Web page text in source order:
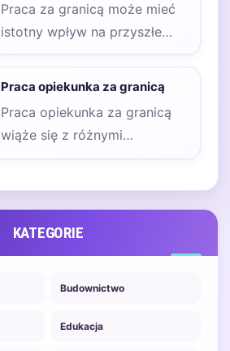
Praca za granicą może mieć
istotny wpływ na przyszłe
uprawnienia emerytalne,
zwłaszcza dla osób, które…
Praca opiekunka za granicą
Praca opiekunka za granicą
wiąże się z różnymi
wymaganiami, które mogą się
KATEGORIE
Budownictwo
Edukacja